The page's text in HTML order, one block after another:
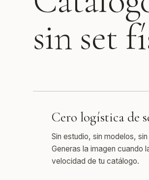
sin set
Cero logística de
Sin estudio, sin modelos,
Generas la imagen cuando
velocidad de tu catálogo.